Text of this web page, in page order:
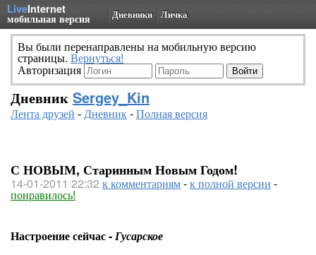
LiveInternet
мобильная версия Дневники Личка
Вы были перенаправлены на мобильную версию
страницы. Вернуться!
Авторизация
Дневник Sergey_Kin
Лента друзей -Дневник-Полная версия
С НОВЫМ, Старинным Новым Годом!
14-01-2011 22:32 к комментариям-к полной версии -
понравилось!
Настроение сейчас -Гусарское